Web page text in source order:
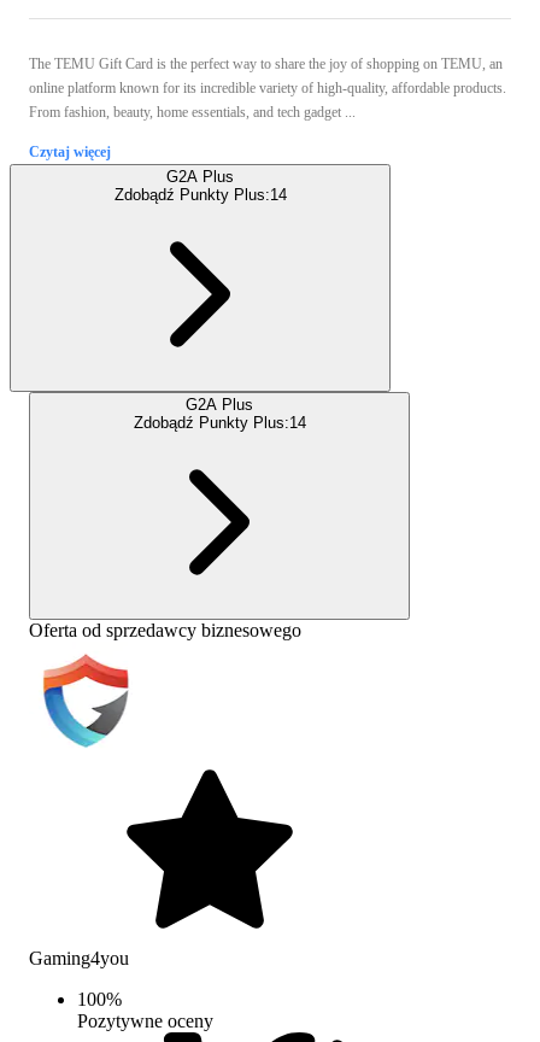
The TEMU Gift Card is the perfect way to share the joy of shopping on TEMU, an
online platform known for its incredible variety of high-quality, affordable products.
From fashion, beauty, home essentials, and tech gadget ...
Czytaj więcej
G2A Plus
Zdobądź Punkty Plus:14
G2A Plus
Zdobądź Punkty Plus:14
Oferta od sprzedawcy biznesowego
Gaming4you
100%
Pozytywne oceny